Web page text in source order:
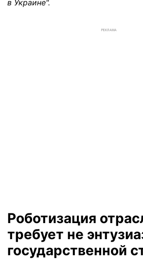
в Украине".
РЕКЛАМА
Роботизация
требует не
государственной